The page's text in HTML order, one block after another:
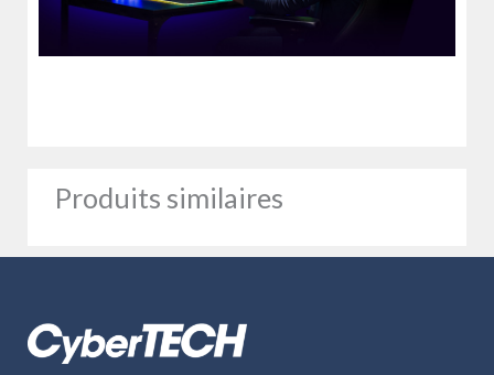
Produits similaires